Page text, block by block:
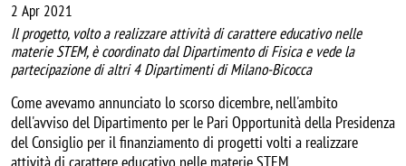
2 Apr 2021
Il progetto, volto a realizzare attività di carattere educativo nelle
materie STEM, è coordinato dal Dipartimento di Fisica e vede la
partecipazione di altri 4 Dipartimenti di Milano-Bicocca
Come avevamo annunciato lo scorso dicembre, nell'ambito
dell'avviso del Dipartimento per le Pari Opportunità della Presidenza
del Consiglio per il finanziamento di progetti volti a realizzare